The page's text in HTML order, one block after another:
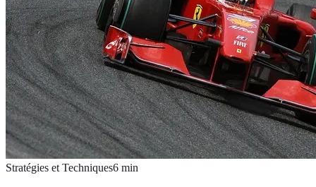
Stratégies et Techniques6 min